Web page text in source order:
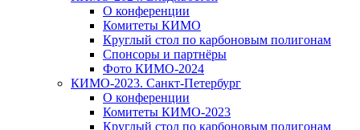
О конференции
Комитеты КИМО
Круглый стол по карбоновым полигонам
Спонсоры и партнёры
Фото КИМО-2024
КИМО-2023. Санкт-Петербург
О конференции
Комитеты КИМО-2023
Круглый стол по карбоновым полигонам